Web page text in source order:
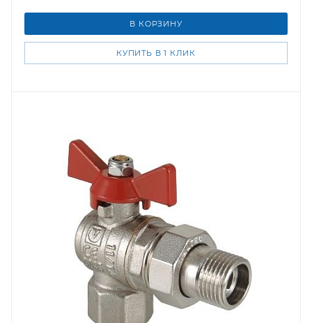
В КОРЗИНУ
КУПИТЬ В 1 КЛИК